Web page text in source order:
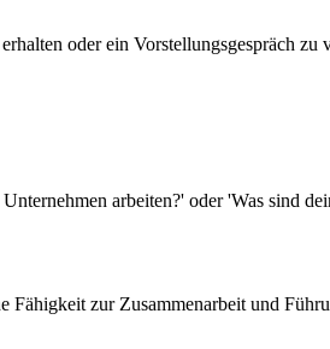
oder ein Vorstellungsgespräch zu
arbeiten?' oder 'Was sind
zur Zusammenarbeit und